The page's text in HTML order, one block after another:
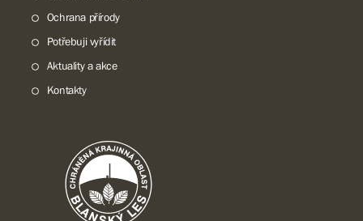
Ochrana přírody
Potřebuji vyřídit
Aktuality a akce
Kontakty